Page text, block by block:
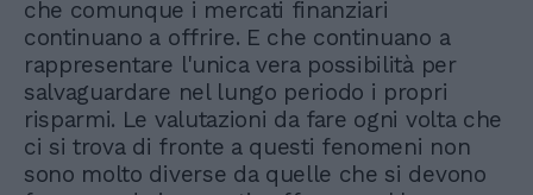
che comunque i mercati finanziari
continuano a offrire. E che continuano a
rappresentare l'unica vera possibilità per
salvaguardare nel lungo periodo i propri
risparmi. Le valutazioni da fare ogni volta che
ci si trova di fronte a questi fenomeni non
sono molto diverse da quelle che si devono